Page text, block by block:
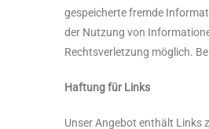
gespeicherte fremde
der Nutzung von
Rechtsverletzung möglich.
Haftung für Links
Unser Angebot enthält Links